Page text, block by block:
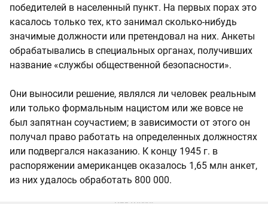
победителей в населенный пункт. На первых порах это
касалось только тех, кто занимал сколько-нибудь
значимые должности или претендовал на них. Анкеты
обрабатывались в специальных органах, получивших
название «службы общественной безопасности».
Они выносили решение, являлся ли человек реальным
или только формальным нацистом или же вовсе не
был запятнан соучастием; в зависимости от этого он
получал право работать на определенных должностях
или подвергался наказанию. К концу 1945 г. в
распоряжении американцев оказалось 1,65 млн анкет,
из них удалось обработать 800 000.